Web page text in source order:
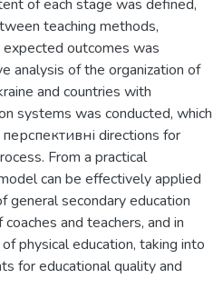
of each stage was defined,
teaching methods,
expected outcomes was
analysis of the organization of
and countries with
systems was conducted, which
directions for
From a practical
can be effectively applied
general secondary education
and teachers, and in
physical education, taking into
for educational quality and